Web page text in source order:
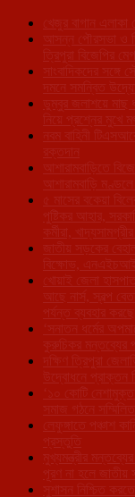
খেজুর বাগান
আসন্ন পৌরসভা ও
ত্রিপুরা বিজেপির
সাংবাদিকদের
দমনে সমন্বিত
ডুম্বুর জলাশয়ে মাছ
নিয়ে প্রশ্নের মুখে
নবম বাহিনী
রক্তদান
আশারামবাড়িতে
আশারামবাড়ি
৫ মাসের বকেয়া
পুষ্টিকর আহার,
কর্মীরা,
জাতীয় সড়কের
বিক্ষোভ,
খোয়াই জেলা
আছে নার্স, স্বল্প
পর্যন্ত ব্যবহার
‘সনাতন ধর্মের
কুরুচিকর মন্তব্যের
দক্ষিণ ত্রিপুরা
উদ্বোধনে প্রাক্তন
‘১০ কোটি
সমাজ গঠনে
লেফুঙ্গাতে পঞ্চাশ
প্রস্তুতি
মুখ্যমন্ত্রীর
পূরণ না হলে
সুশাসন নিশ্চিত